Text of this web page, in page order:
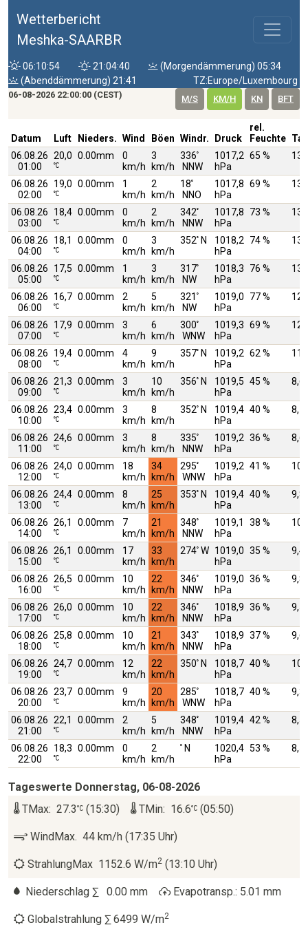
Wetterbericht
Meshka-SAARBR
06:10:54 21:04:40
(Morgendämmerung) 05:34
(Abenddämmerung) 21:41
TZ:Europe/Luxembourg
06-08-2026 22:00:00 (CEST) M/S KM/H KN BFT
Datum Luft Nieders. Wind Böen Windr. Druck
rel.
Feuchte
06.08.26
01:00
20,0 0.00mm
0
km/h
3
km/h
336
NNW
1017,2
hPa
65 %
06.08.26
02:00
19,0 0.00mm
1
km/h
2
km/h
18
NNO
1017,8
hPa
69 %
06.08.26
03:00
18,4 0.00mm
0
km/h
2
km/h
342
NNW
1017,8
hPa
73 %
06.08.26
04:00
18,1 0.00mm
0
km/h
3
km/h
352 N
1018,2
hPa
74 %
06.08.26
05:00
17,5 0.00mm
1
km/h
3
km/h
317
NW
1018,3
hPa
76 %
06.08.26
06:00
16,7 0.00mm
2
km/h
5
km/h
321
NW
1019,0
hPa
77 %
06.08.26
07:00
17,9 0.00mm
3
km/h
6
km/h
300
WNW
1019,3
hPa
69 %
06.08.26
08:00
19,4 0.00mm
4
km/h
9
km/h
357 N
1019,2
hPa
62 %
06.08.26
09:00
21,3 0.00mm
3
km/h
10
km/h
356 N
1019,5
hPa
45 % 8,6
06.08.26
10:00
23,4 0.00mm
3
km/h
8
km/h
352 N
1019,4
hPa
40 % 8,7
06.08.26
11:00
24,6 0.00mm
3
km/h
8
km/h
335
NNW
1019,2
hPa
36 % 8,6
06.08.26
12:00
24,0 0.00mm
18
km/h
34
km/h
295
WNW
1019,2
hPa
41 %
06.08.26
13:00
24,4 0.00mm
8
km/h
25
km/h
353 N
1019,4
hPa
40 % 9,8
06.08.26
14:00
26,1 0.00mm
7
km/h
21
km/h
348
NNW
1019,1
hPa
38 %
06.08.26
15:00
26,1 0.00mm
17
km/h
33
km/h
274 W 1019,0
hPa
35 % 9,4
06.08.26
16:00
26,5 0.00mm
10
km/h
22
km/h
346
NNW
1019,0
hPa
36 % 9,8
06.08.26
17:00
26,0 0.00mm
10
km/h
22
km/h
346
NNW
1018,9
hPa
36 % 9,5
06.08.26
18:00
25,8 0.00mm
10
km/h
21
km/h
343
NNW
1018,9
hPa
37 % 9,6
06.08.26
19:00
24,7 0.00mm
12
km/h
22
km/h
350 N
1018,7
hPa
40 %
06.08.26
20:00
23,7 0.00mm
9
km/h
20
km/h
285
WNW
1018,7
hPa
40 % 9,3
06.08.26
21:00
22,1 0.00mm
2
km/h
5
km/h
348
NNW
1019,4
hPa
42 % 8,5
06.08.26
22:00
18,3 0.00mm
0
km/h
2
km/h
N
1020,4
hPa
53 % 8,5
Tageswerte Donnerstag, 06-08-2026
TMax: 27.3
(15:30) TMin: 16.6 (05:50)
WindMax. 44 km/h (17:35 Uhr)
StrahlungMax 1152.6 W/m2 (13:10 Uhr)
Niederschlag ∑ 0.00 mm Evapotransp.: 5.01 mm
Globalstrahlung ∑ 6499 W/m2